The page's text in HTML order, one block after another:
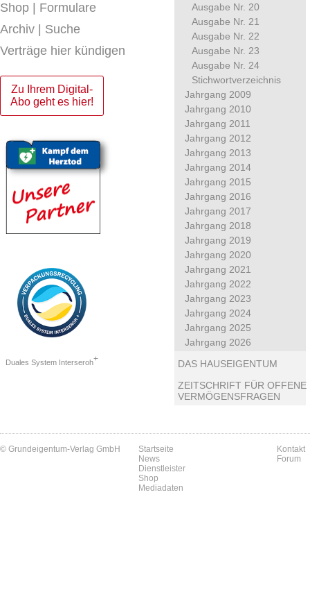
Shop | Formulare
Archiv | Suche
Verträge hier kündigen
Zu Ihrem Digital-
Abo geht es hier!
Duales System Interseroh+
Ausgabe Nr. 20
Ausgabe Nr. 21
Ausgabe Nr. 22
Ausgabe Nr. 23
Ausgabe Nr. 24
Stichwortverzeichnis
Jahrgang 2009
Jahrgang 2010
Jahrgang 2011
Jahrgang 2012
Jahrgang 2013
Jahrgang 2014
Jahrgang 2015
Jahrgang 2016
Jahrgang 2017
Jahrgang 2018
Jahrgang 2019
Jahrgang 2020
Jahrgang 2021
Jahrgang 2022
Jahrgang 2023
Jahrgang 2024
Jahrgang 2025
Jahrgang 2026
DAS HAUSEIGENTUM
ZEITSCHRIFT FÜR OFFENE
VERMÖGENSFRAGEN
© Grundeigentum-Verlag GmbH
Startseite
News
Dienstleister
Shop
Mediadaten
Kontakt
Forum